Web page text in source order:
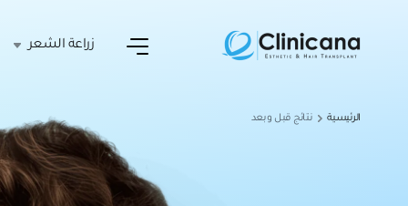
زراعة الشعر
الرئيسية نتائج قبل وبعد